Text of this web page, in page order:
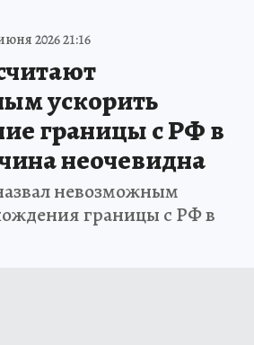
2026 21:16
ускорить
границы с РФ в
неочевидна
невозможным
границы с РФ в